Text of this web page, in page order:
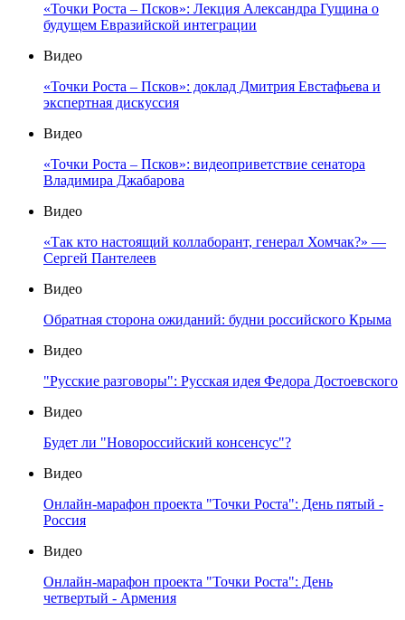
«Точки Роста – Псков»: Лекция Александра Гущина о
будущем Евразийской интеграции
Видео
«Точки Роста – Псков»: доклад Дмитрия Евстафьева и
экспертная дискуссия
Видео
«Точки Роста – Псков»: видеоприветствие сенатора
Владимира Джабарова
Видео
«Так кто настоящий коллаборант, генерал Хомчак?» —
Сергей Пантелеев
Видео
Обратная сторона ожиданий: будни российского Крыма
Видео
"Русские разговоры": Русская идея Федора Достоевского
Видео
Будет ли "Новороссийский консенсус"?
Видео
Онлайн-марафон проекта "Точки Роста": День пятый -
Россия
Видео
Онлайн-марафон проекта "Точки Роста": День
четвертый - Армения